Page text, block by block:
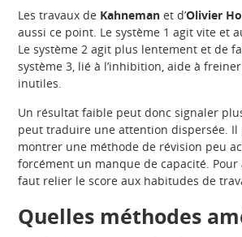
Les travaux de Kahneman et d’Olivier
aussi ce point. Le système 1 agit vite et
Le système 2 agit plus lentement et de
système 3, lié à l’inhibition, aide à
inutiles.
Un résultat faible peut donc signaler
peut traduire une attention dispersée. Il
montrer une méthode de révision peu
forcément un manque de capacité.
faut relier le score aux habitudes de
Quelles méthodes